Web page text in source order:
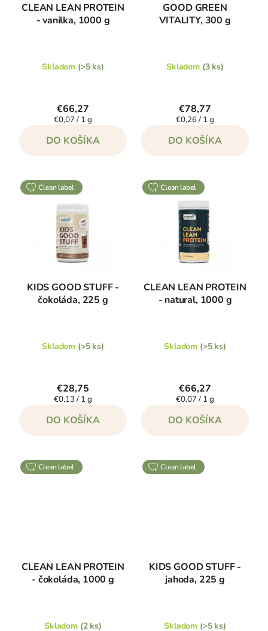
CLEAN LEAN PROTEIN
- vanilka, 1000 g
Skladom (>5 ks)
€66,27
Jednotková
€0,07 / 1 g
DO KOŠÍKA
GOOD GREEN
VITALITY, 300 g
Skladom (3 ks)
€78,77
Jednotková
€0,26 / 1 g
DO KOŠÍKA
clean label
KIDS GOOD STUFF -
čokoláda, 225 g
Skladom (>5 ks)
€28,75
Jednotková
€0,13 / 1 g
DO KOŠÍKA
clean label
CLEAN LEAN PROTEIN
- natural, 1000 g
Skladom (>5 ks)
€66,27
Jednotková
€0,07 / 1 g
DO KOŠÍKA
clean label
CLEAN LEAN PROTEIN
- čokoláda, 1000 g
Skladom (2 ks)
clean label
KIDS GOOD STUFF -
jahoda, 225 g
Skladom (>5 ks)